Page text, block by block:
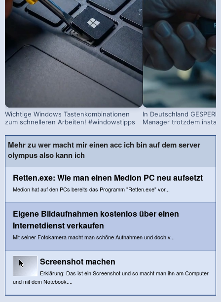
Wichtige Windows Tastenkombinationen
zum schnelleren Arbeiten! #windowstipps
In Deutschland
Manager trotzdem
Mehr zu wer macht mir einen acc ich bin auf dem server
olympus also kann ich
Retten.exe: Wie man einen Medion PC neu aufsetzt
Medion hat auf den PCs bereits das Programm "Retten.exe" vor...
Eigene Bildaufnahmen kostenlos über einen
Internetdienst verkaufen
Mit seiner Fotokamera macht man schöne Aufnahmen und doch v...
Screenshot machen
Erklärung: Das ist ein Screenshot und so macht man ihn am Computer
und mit dem Notebook....